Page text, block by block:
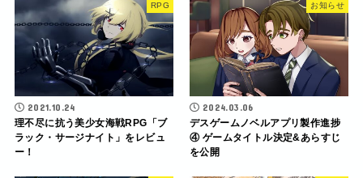
RPG
2021.10.24
理不尽に抗う美少女海戦RPG「ブ
ラック・サージナイト」をレビュ
ー！
お知らせ
2024.03.06
デスゲームノベルアプリ製作進捗
④ ゲームタイトル決定&あらすじ
を公開